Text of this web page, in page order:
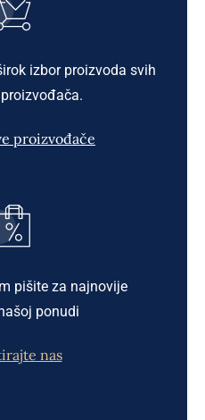
izbor proizvoda svih
proizvođače
pišite za najnovije
ponudi
nas